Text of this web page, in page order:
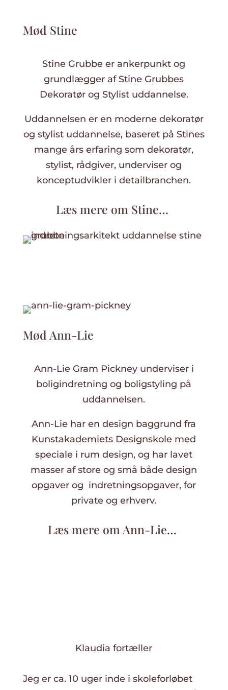
Mød Stine
Stine Grubbe er ankerpunkt og
grundlægger af Stine Grubbes
Dekoratør og Stylist uddannelse.
Uddannelsen er en moderne dekoratør
og stylist uddannelse, baseret på Stines
mange års erfaring som dekoratør,
stylist, rådgiver, underviser og
konceptudvikler i detailbranchen.
Læs mere om Stine…
Mød Ann-Lie
Ann-Lie Gram Pickney underviser i
boligindretning og boligstyling på
uddannelsen.
Ann-Lie har en design baggrund fra
Kunstakademiets Designskole med
speciale i rum design, og har lavet
masser af store og små både design
opgaver og indretningsopgaver, for
private og erhverv.
Læs mere om Ann-Lie…
Klaudia fortæller
Jeg er ca. 10 uger inde i skoleforløbet